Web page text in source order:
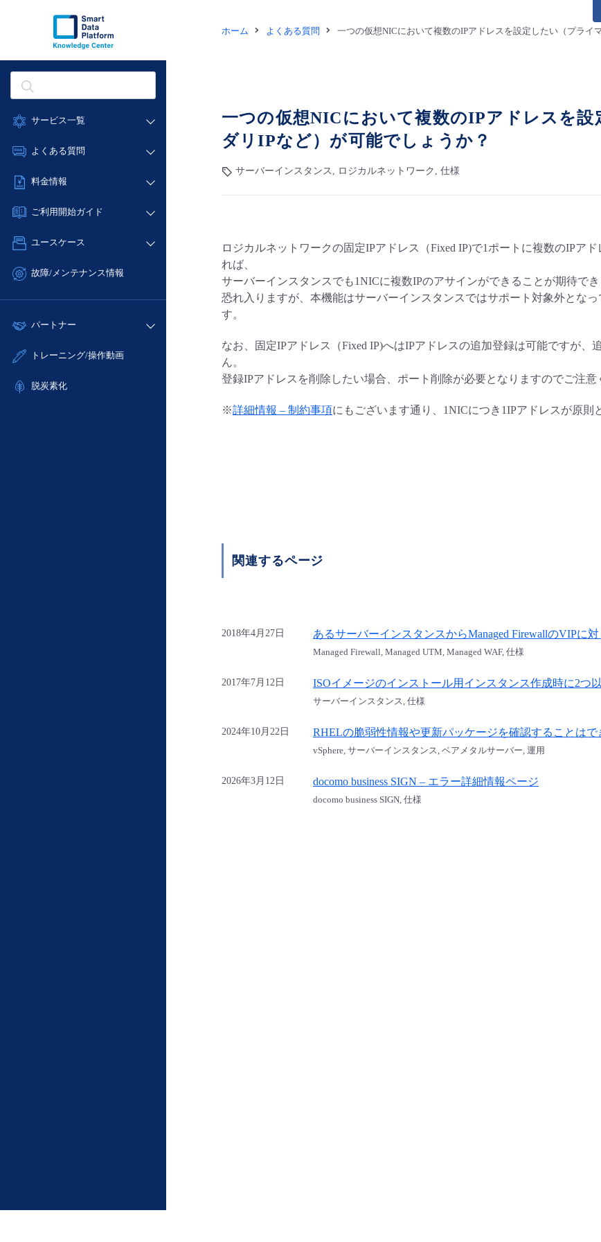
サービス一覧
データ利活用
ネットワーク
IoT
サポート
管理機能
よくある質問
データ利活用
ネットワーク
IoT
サポート
管理機能
すべてのメニューを見る
料金情報
料金シミュレーター
クラウド/サーバー
ネットワーク
サポート
すべてのメニューを見る
ご利用開始ガイド
■ 管理機能
- 初期設定・確認
- ユーザー機能の管理
- APIリファレンス
ユースケース
- バックアップ
- IoT
- ITインフラストラクチャー
故障/メンテナンス情報
サービス稼働状況
故障/メンテナンス履歴
定期メンテナンス
パートナー
販売パートナー向けプログラム
トレーニング/操作動画
脱炭素化
ホーム よくある質問 一つの仮想NICにおいて複数のIPアドレスを設定したい（プライ
一つの仮想NICにおいて複数のIPアドレスを
ダリIPなど）が可能でしょうか？
サーバーインスタンス, ロジカルネットワーク, 仕様
ロジカルネットワークの固定IPアドレス（Fixed IP)で1ポートに複数のIPア
れば、
サーバーインスタンスでも1NICに複数IPのアサインができることが期待でき
恐れ入りますが、本機能はサーバーインスタンスではサポート対象外とな
す。
なお、固定IPアドレス（Fixed IP)へはIPアドレスの追加登録は可能ですが
ん。
登録IPアドレスを削除したい場合、ポート削除が必要となりますのでご注意
※詳細情報 – 制約事項にもございます通り、1NICにつき1IPアドレスが原則
関連するページ
2018年4月27日 あるサーバーインスタンスからManaged FirewallのVIPに対
Managed Firewall, Managed UTM, Managed WAF, 仕様
2017年7月12日 ISOイメージのインストール用インスタンス作成時に2つ
サーバーインスタンス, 仕様
2024年10月22日 RHELの脆弱性情報や更新パッケージを確認することはで
vSphere, サーバーインスタンス, ベアメタルサーバー, 運用
2026年3月12日 docomo business SIGN – エラー詳細情報ページ
docomo business SIGN, 仕様